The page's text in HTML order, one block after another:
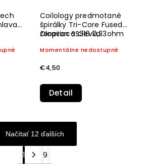
Coilology predmotané
špirálky Tri-Core Fused
Clapton SS316 0,33ohm
žeraviaca cievka
Momentálne nedostupné
€4,50
Detail
Načítať 12 ďalších
1
9